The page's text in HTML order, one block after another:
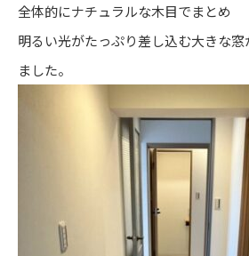
全体的にナチュラルな木目でまとめ
明るい光がたっぷり差し込む大きな
ました。